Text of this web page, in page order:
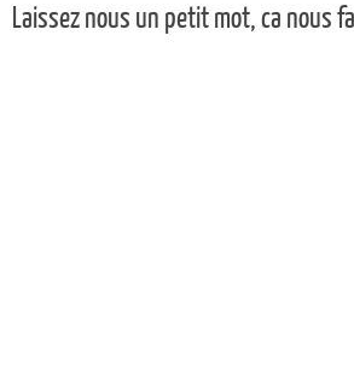
Laissez nous un petit mot, ca nous